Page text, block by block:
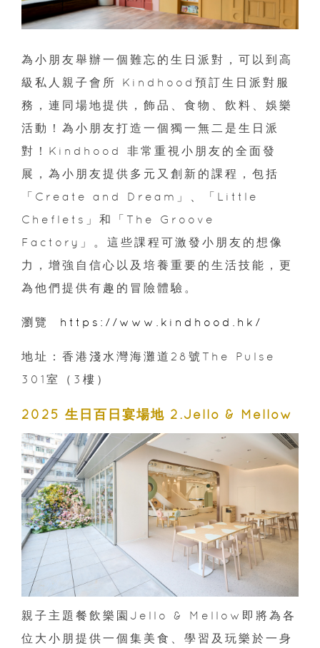
為小朋友舉辦一個難忘的生日派對，可以到高
級私人親子會所 Kindhood預訂生日派對服
務，連同場地提供，飾品、食物、飲料、娛樂
活動！為小朋友打造一個獨一無二是生日派
對！Kindhood 非常重視小朋友的全面發
展，為小朋友提供多元又創新的課程，包括
「Create and Dream」、「Little
Cheflets」和「The Groove
Factory」。這些課程可激發小朋友的想像
力，增強自信心以及培養重要的生活技能，更
為他們提供有趣的冒險體驗。
瀏覽 https://www.kindhood.hk/
地址：香港淺水灣海灘道28號The Pulse
301室（3樓）
2025 生日百日宴場地 2.Jello & Mellow
親子主題餐飲樂園Jello & Mellow即將為各
位大小朋提供一個集美食、學習及玩樂於一身